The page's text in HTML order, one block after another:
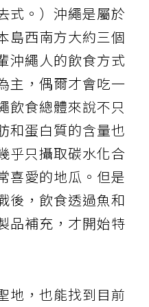
式。）沖繩是屬於
島西南方大約三個
沖繩人的飲食方式
主，偶爾才會吃一
飲食總體來說不只
和蛋白質的含量也
乎只攝取碳水化合
喜愛的地瓜。但是
後，飲食透過魚和
品補充，才開始特
地，也能找到目前